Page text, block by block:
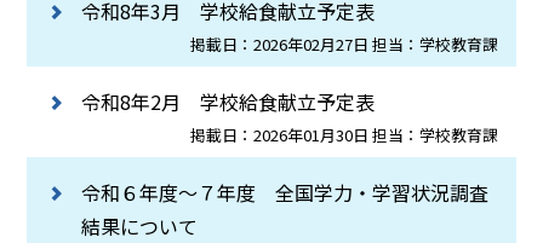
令和8年3月 学校給食献立予定表
掲載日：2026年02月27日 担当：学校教育課
令和8年2月 学校給食献立予定表
掲載日：2026年01月30日 担当：学校教育課
令和６年度～７年度 全国学力・学習状況調査
結果について